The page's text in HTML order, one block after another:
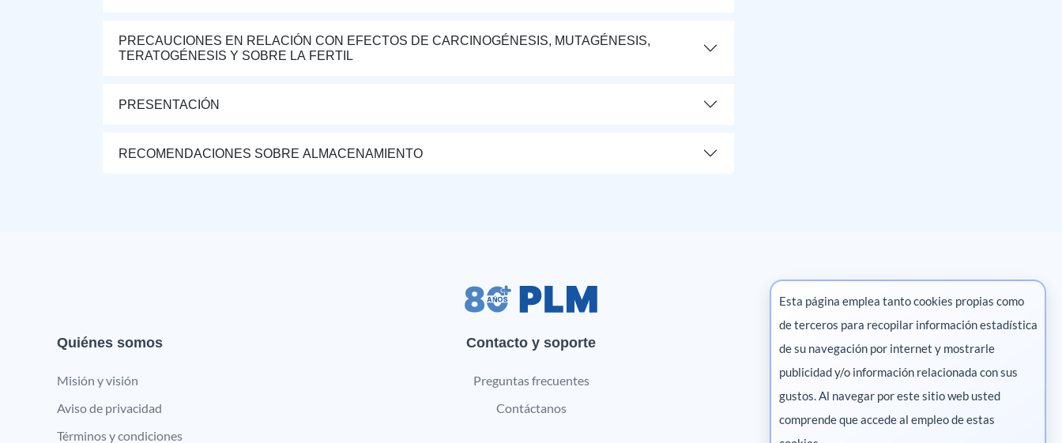
PRECAUCIONES EN RELACIÓN CON EFECTOS DE CARCINOGÉNESIS, MUTAGÉNESIS,
TERATOGÉNESIS Y SOBRE LA FERTIL
PRESENTACIÓN
RECOMENDACIONES SOBRE ALMACENAMIENTO
Quiénes somos
Misión y visión
Aviso de privacidad
Términos y condiciones
Contacto y soporte
Preguntas frecuentes
Contáctanos
Marketing digital
Pharma
Esta página emplea tanto cookies propias como
de terceros para recopilar información estadística
de su navegación por internet y mostrarle
publicidad y/o información relacionada con sus
gustos. Al navegar por este sitio web usted
comprende que accede al empleo de estas